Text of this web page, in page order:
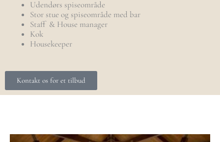
Udendørs spiseområde
Stor stue og spiseområde med bar
Staff & House manager
Kok
Housekeeper
Kontakt os for et tilbud